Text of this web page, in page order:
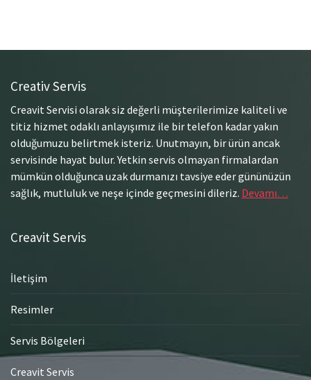
Creativ Servis
Creavit Servisi olarak siz değerli müşterilerimize kaliteli ve
titiz hizmet odaklı anlayışımız ile bir telefon kadar yakın
olduğumuzu belirtmek isteriz. Unutmayın, bir ürün ancak
servisinde hayat bulur. Yetkin servis olmayan firmalardan
mümkün olduğunca uzak durmanızı tavsiye eder gününüzün
sağlık, mutluluk ve neşe içinde geçmesini dileriz. Devamı…
Creavit Servis
İletişim
Resimler
Servis Bölgeleri
Creavit Servis